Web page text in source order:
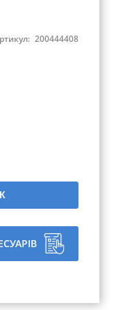
200444408